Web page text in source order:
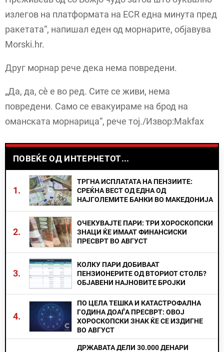
излегов на платформата на ECR една минута пред
ракетата“, напишал еден од морнарите, објавува
Morski.hr.
Друг морнар рече дека нема повредени.
„Да, да, сè е во ред. Сите се живи, нема
повредени. Само се евакуираме на брод на
оманската морнарица“, рече тој./Извор:Makfax
ПОВЕЌЕ ОД ИНТЕРНЕТОТ...
1.
ТРГНА ИСПЛАТАТА НА ПЕНЗИИТЕ:
СРЕЌНА ВЕСТ ОД ЕДНА ОД
НАЈГОЛЕМИТЕ БАНКИ ВО МАКЕДОНИЈА
2.
ОЧЕКУВАЈТЕ ПАРИ: ТРИ ХОРОСКОПСКИ
ЗНАЦИ ЌЕ ИМААТ ФИНАНСИСКИ
ПРЕСВРТ ВО АВГУСТ
3.
КОЛКУ ПАРИ ДОБИВААТ
ПЕНЗИОНЕРИТЕ ОД ВТОРИОТ СТОЛБ?
ОБЈАВЕНИ НАЈНОВИТЕ БРОЈКИ
4.
ПО ЦЕЛА ТЕШКА И КАТАСТРОФАЛНА
ГОДИНА ДОАЃА ПРЕСВРТ: ОВОЈ
ХОРОСКОПСКИ ЗНАК ЌЕ СЕ ИЗДИГНЕ
ВО АВГУСТ
ДРЖАВАТА ДЕЛИ 30.000 ДЕНАРИ